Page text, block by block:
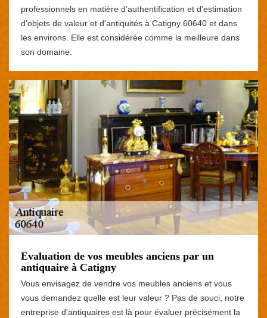
professionnels en matière d'authentification et d'estimation
d'objets de valeur et d'antiquités à Catigny 60640 et dans
les environs. Elle est considérée comme la meilleure dans
son domaine.
Evaluation de vos meubles anciens par un
antiquaire à Catigny
Vous envisagez de vendre vos meubles anciens et vous
vous demandez quelle est leur valeur ? Pas de souci, notre
entreprise d'antiquaires est là pour évaluer précisément la